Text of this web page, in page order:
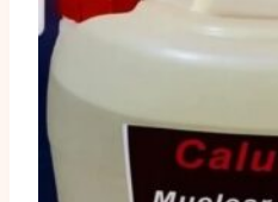
varianter.
Alternativen
kan
på
produktsidan